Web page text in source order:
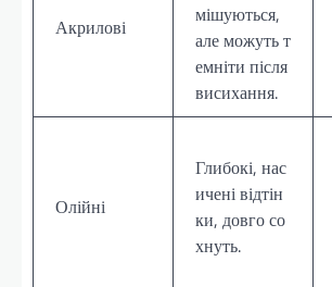
Акрилові
мішуються,
але можуть т
емніти після
висихання.
Олійні
Глибокі, нас
ичені відтін
ки, довго со
хнуть.